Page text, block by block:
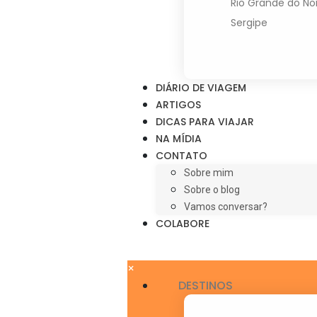
Rio Grande do
Sergipe
DIÁRIO DE VIAGEM
ARTIGOS
DICAS PARA VIAJAR
NA MÍDIA
CONTATO
Sobre mim
Sobre o blog
Vamos conversar?
COLABORE
×
DESTINOS